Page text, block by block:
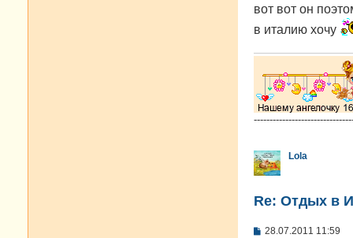
о
щ
н
е
вот вот он
в италию хочу
Lola
Re: Отдых в
С
28.07.2011 11:59